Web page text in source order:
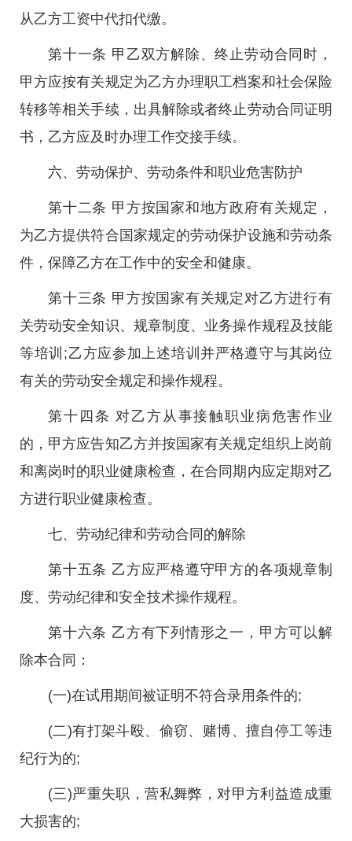
从乙方工资中代扣代缴。
第十一条 甲乙双方解除、终止劳动合同时，
甲方应按有关规定为乙方办理职工档案和社会保险
转移等相关手续，出具解除或者终止劳动合同证明
书，乙方应及时办理工作交接手续。
六、劳动保护、劳动条件和职业危害防护
第十二条 甲方按国家和地方政府有关规定，
为乙方提供符合国家规定的劳动保护设施和劳动条
件，保障乙方在工作中的安全和健康。
第十三条 甲方按国家有关规定对乙方进行有
关劳动安全知识、规章制度、业务操作规程及技能
等培训;乙方应参加上述培训并严格遵守与其岗位
有关的劳动安全规定和操作规程。
第十四条 对乙方从事接触职业病危害作业
的，甲方应告知乙方并按国家有关规定组织上岗前
和离岗时的职业健康检查，在合同期内应定期对乙
方进行职业健康检查。
七、劳动纪律和劳动合同的解除
第十五条 乙方应严格遵守甲方的各项规章制
度、劳动纪律和安全技术操作规程。
第十六条 乙方有下列情形之一，甲方可以解
除本合同：
(一)在试用期间被证明不符合录用条件的;
(二)有打架斗殴、偷窃、赌博、擅自停工等违
纪行为的;
(三)严重失职，营私舞弊，对甲方利益造成重
大损害的;